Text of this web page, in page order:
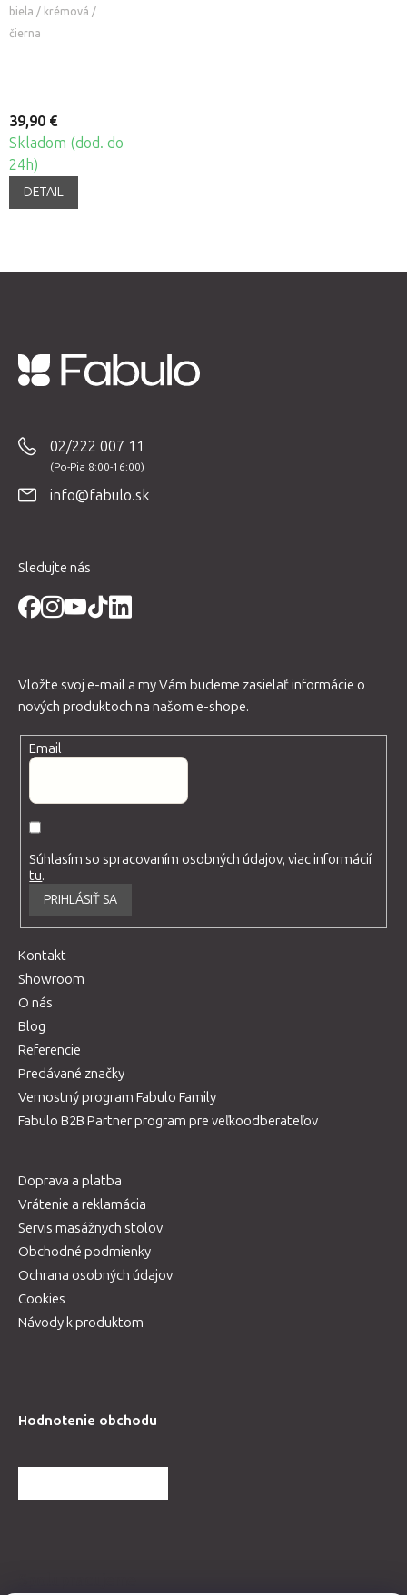
COS
biela / krémová /
čierna
39,90 €
Skladom (dod. do
24h)
DETAIL
02/222 007 11
info@fabulo.sk
Sledujte nás
Vložte svoj e-mail a my Vám budeme zasielať informácie o
nových produktoch na našom e-shope.
Email
Súhlasím so spracovaním osobných údajov, viac informácií
tu.
PRIHLÁSIŤ SA
Kontakt
Showroom
O nás
Blog
Referencie
Predávané značky
Vernostný program Fabulo Family
Fabulo B2B Partner program pre veľkoodberateľov
Doprava a platba
Vrátenie a reklamácia
Servis masážnych stolov
Obchodné podmienky
Ochrana osobných údajov
Cookies
Návody k produktom
Hodnotenie obchodu